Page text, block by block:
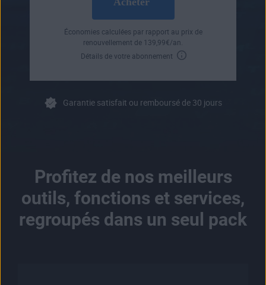
Économies calculées par rapport au prix de
renouvellement de 139 ,99€/an.
Détails de votre abonnement
Garantie satisfait ou remboursé de 30 jours
Profitez de nos meilleurs
outils, fonctions et services,
regroupés dans un seul pack